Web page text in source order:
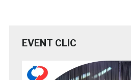
EVENT CLIC